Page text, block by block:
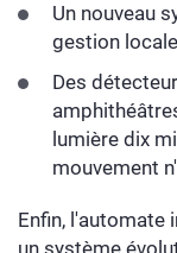
Un nouveau
gestion
Des
lumière dix
mouvement
Enfin, l'automate